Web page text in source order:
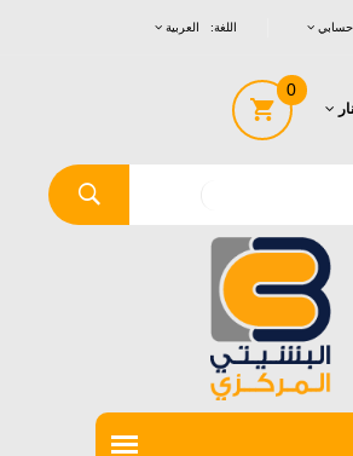
اللغة: العربية حسابي
0